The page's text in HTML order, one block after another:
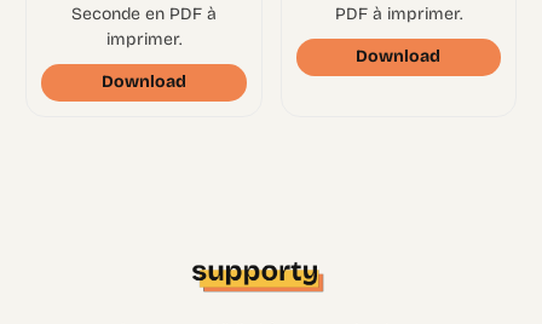
Seconde en PDF à
imprimer.
Download
PDF à imprimer.
Download